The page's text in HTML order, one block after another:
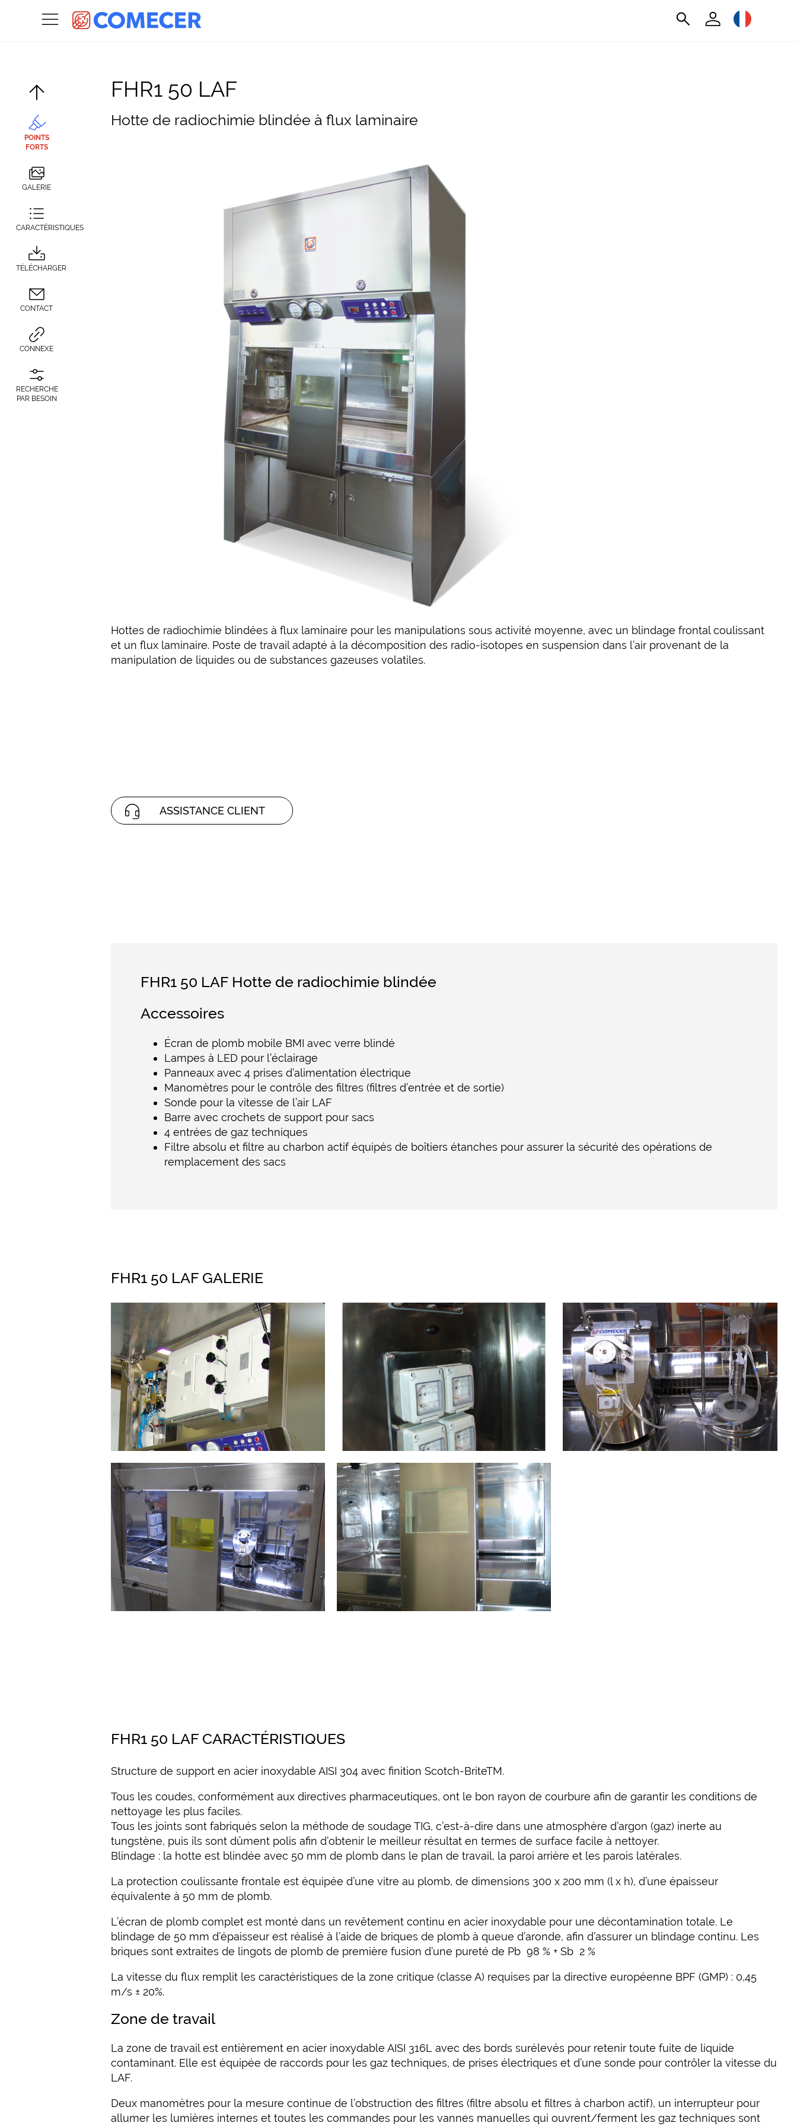
POINTS
FORTS
GALERIE
CARACTÉRISTIQUES
TÉLÉCHARGER
CONTACT
CONNEXE
RECHERCHE
PAR BESOIN
FHR1 50 LAF
Hotte de radiochimie blindée à flux laminaire
Hottes de radiochimie blindées à flux laminaire pour les manipulations sous activité moyenne, avec un blindage frontal coulissant
et un flux laminaire. Poste de travail adapté à la décomposition des radio-isotopes en suspension dans l’air provenant de la
manipulation de liquides ou de substances gazeuses volatiles.
ASSISTANCE CLIENT
FHR1 50 LAF Hotte de radiochimie blindée
Accessoires
Écran de plomb mobile BMI avec verre blindé
Lampes à LED pour l’éclairage
Panneaux avec 4 prises d’alimentation électrique
Manomètres pour le contrôle des filtres (filtres d’entrée et de sortie)
Sonde pour la vitesse de l’air LAF
Barre avec crochets de support pour sacs
4 entrées de gaz techniques
Filtre absolu et filtre au charbon actif équipés de boîtiers étanches pour assurer la sécurité des opérations de
remplacement des sacs
FHR1 50 LAF GALERIE
FHR1 50 LAF CARACTÉRISTIQUES
Structure de support en acier inoxydable AISI 304 avec finition Scotch-BriteTM.
Tous les coudes, conformément aux directives pharmaceutiques, ont le bon rayon de courbure afin de garantir les conditions de
nettoyage les plus faciles.
Tous les joints sont fabriqués selon la méthode de soudage TIG, c’est-à-dire dans une atmosphère d’argon (gaz) inerte au
tungstène, puis ils sont dûment polis afin d’obtenir le meilleur résultat en termes de surface facile à nettoyer.
Blindage : la hotte est blindée avec 50 mm de plomb dans le plan de travail, la paroi arrière et les parois latérales.
La protection coulissante frontale est équipée d’une vitre au plomb, de dimensions 300 x 200 mm (l x h), d’une épaisseur
équivalente à 50 mm de plomb.
L’écran de plomb complet est monté dans un revêtement continu en acier inoxydable pour une décontamination totale. Le
blindage de 50 mm d’épaisseur est réalisé à l’aide de briques de plomb à queue d’aronde, afin d’assurer un blindage continu. Les
briques sont extraites de lingots de plomb de première fusion d’une pureté de Pb 98 % + Sb 2 %
La vitesse du flux remplit les caractéristiques de la zone critique (classe A) requises par la directive européenne BPF (GMP) : 0,45
m/s ± 20%.
Zone de travail
La zone de travail est entièrement en acier inoxydable AISI 316L avec des bords surélevés pour retenir toute fuite de liquide
contaminant. Elle est équipée de raccords pour les gaz techniques, de prises électriques et d’une sonde pour contrôler la vitesse du
LAF.
Deux manomètres pour la mesure continue de l’obstruction des filtres (filtre absolu et filtres à charbon actif), un interrupteur pour
allumer les lumières internes et toutes les commandes pour les vannes manuelles qui ouvrent/ferment les gaz techniques sont